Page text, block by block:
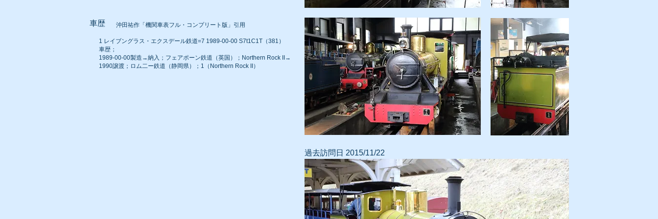
車歴 沖田祐作「機関車表フル・コンプリート版」引用
1 レイブングラス・エクスデール鉄道=7 1989-00-00 S7t1C1T（381）
車歴；
1989-00-00製造→納入；フェアポーン鉄道（英国）；Northern Rock II→
1990譲渡；ロム二ー鉄道（静岡県）；1（Northern Rock II）
過去訪問日 2015/11/22